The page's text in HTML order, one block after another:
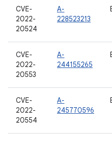
CVE-
2022-
20524
A-
228523213
CVE-
2022-
20553
A-
244155265
CVE-
2022-
20554
A-
245770596